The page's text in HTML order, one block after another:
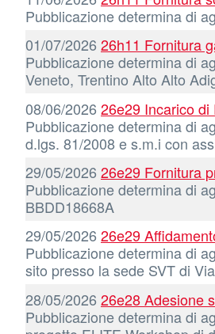
Pubblicazione determina di
01/07/2026 26h11 Fornitura
Pubblicazione determina di
Veneto, Trentino Alto Alto
08/06/202626e29 Incarico di
Pubblicazione determina di
d.lgs. 81/2008 e s.m.i con
29/05/2026 26e29 Fornitura
Pubblicazione determina di
BBDD18668A
29/05/202626e29
Pubblicazione determina di
sito presso la sede SVT di
28/05/2026 26e28 Adesione
Pubblicazione determina di